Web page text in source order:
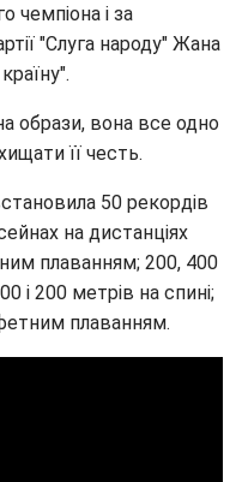
чемпіона і за
"Слуга народу" Жана
образи, вона все одно
її честь.
50 рекордів
на дистанціях
плаванням; 200, 400
і 200 метрів на спині;
плаванням.